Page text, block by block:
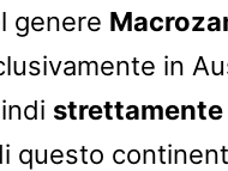
genere
in
strettamente
questo